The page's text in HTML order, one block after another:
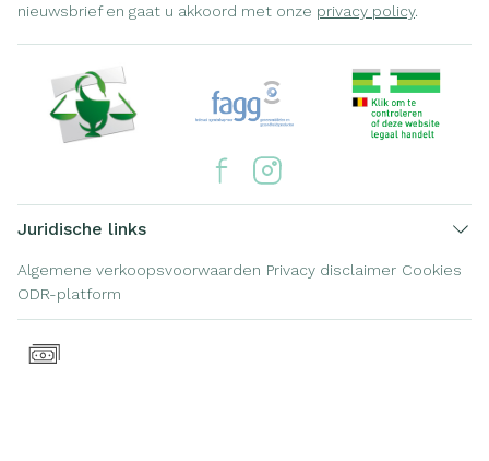
nieuwsbrief en gaat u akkoord met onze privacy policy.
Juridische links
Algemene verkoopsvoorwaarden Privacy disclaimer Cookies
ODR-platform